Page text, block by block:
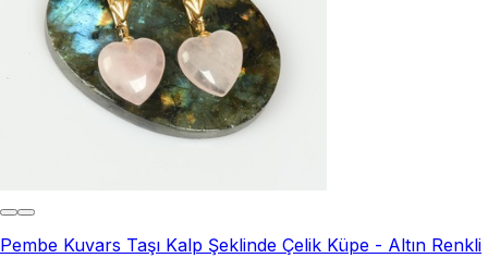
Pembe Kuvars Taşı Kalp Şeklinde Çelik Küpe - Altın Renkli